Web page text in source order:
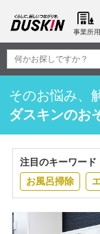
事業所用
そのお悩み、
ダスキンのお
注目のキーワード
お風呂掃除